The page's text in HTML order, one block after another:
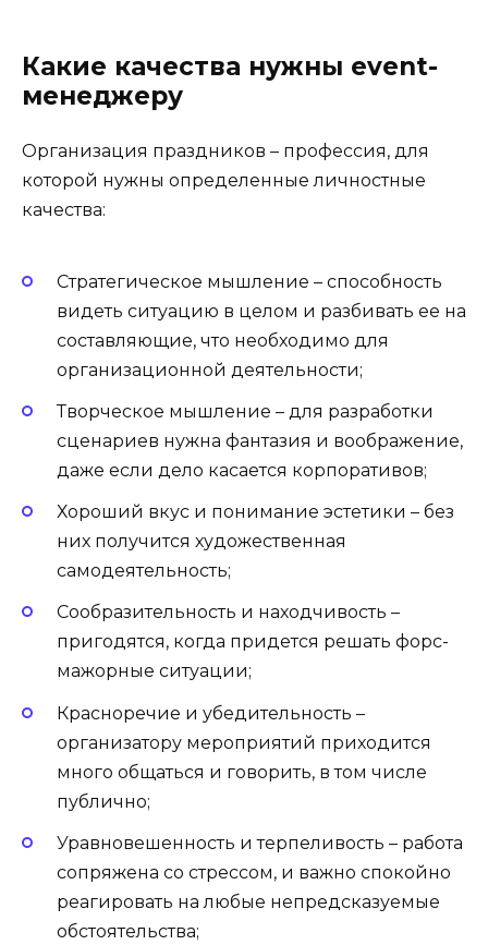
Какие качества нужны event-
менеджеру
Организация праздников – профессия, для
которой нужны определенные личностные
качества:
Стратегическое мышление – способность
видеть ситуацию в целом и разбивать ее на
составляющие, что необходимо для
организационной деятельности;
Творческое мышление – для разработки
сценариев нужна фантазия и воображение,
даже если дело касается корпоративов;
Хороший вкус и понимание эстетики – без
них получится художественная
самодеятельность;
Сообразительность и находчивость –
пригодятся, когда придется решать форс-
мажорные ситуации;
Красноречие и убедительность –
организатору мероприятий приходится
много общаться и говорить, в том числе
публично;
Уравновешенность и терпеливость – работа
сопряжена со стрессом, и важно спокойно
реагировать на любые непредсказуемые
обстоятельства;